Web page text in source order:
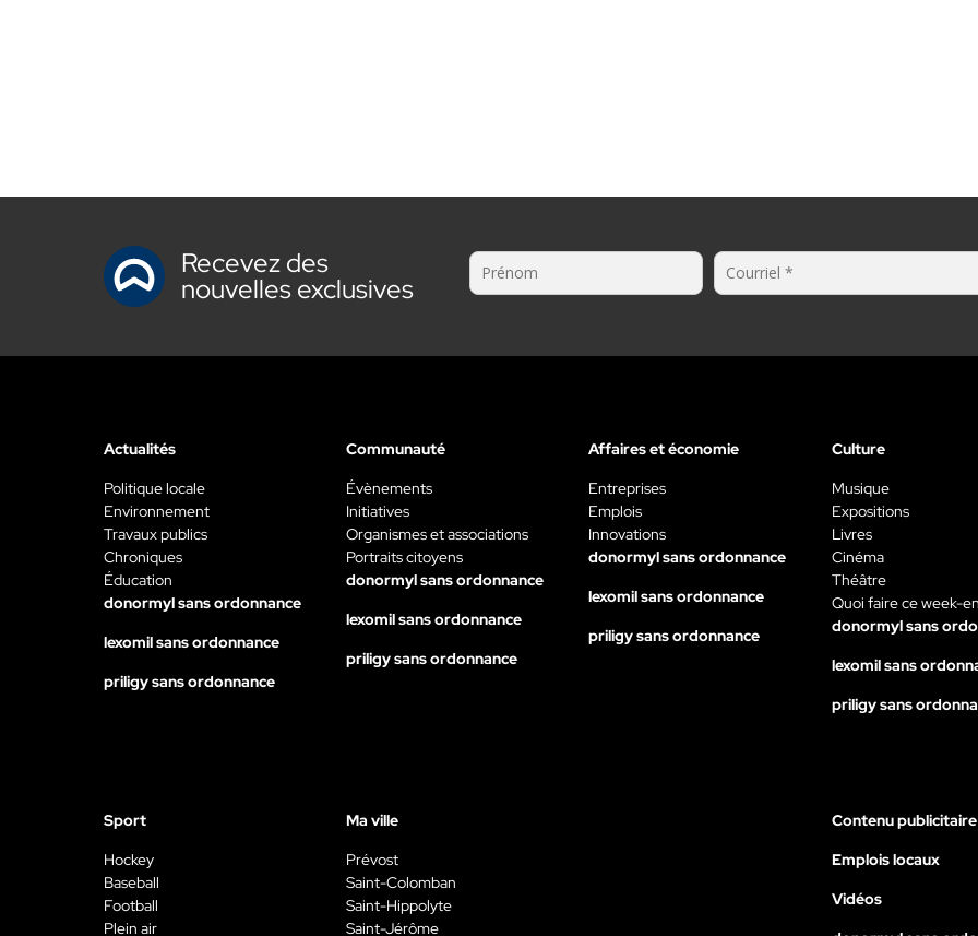
Recevez des
nouvelles exclusives
Actualités
Politique locale
Environnement
Travaux publics
Chroniques
Éducation
donormyl sans ordonnance
lexomil sans ordonnance
priligy sans ordonnance
Communauté
Évènements
Initiatives
Organismes et associations
Portraits citoyens
donormyl sans ordonnance
lexomil sans ordonnance
priligy sans ordonnance
Affaires et économie
Entreprises
Emplois
Innovations
donormyl sans ordonnance
lexomil sans ordonnance
priligy sans ordonnance
Culture
Musique
Expositions
Livres
Cinéma
Théâtre
Quoi faire ce week-
donormyl sans
lexomil sans
priligy sans
Sport
Hockey
Baseball
Football
Plein air
Ma ville
Prévost
Saint-Colomban
Saint-Hippolyte
Saint-Jérôme
Contenu publicitaire
Emplois locaux
Vidéos